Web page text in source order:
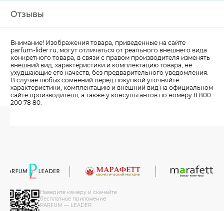
Отзывы
Внимание! Изображения товара, приведенные на сайте
parfum-lider.ru, могут отличаться от реального внешнего вида
конкретного товара, в связи с правом производителя изменять
внешний вид, характеристики и комплектацию товара, не
ухудшающие его качеств, без предварительного уведомления.
В случае любых сомнений перед покупкой уточняйте
характеристики, комплектацию и внешний вид на официальном
сайте производителя, а также у консультантов по номеру 8 800
200 78 80.
Наведите камеру и скачайте
бесплатное приложение
PARFUM — LEADER